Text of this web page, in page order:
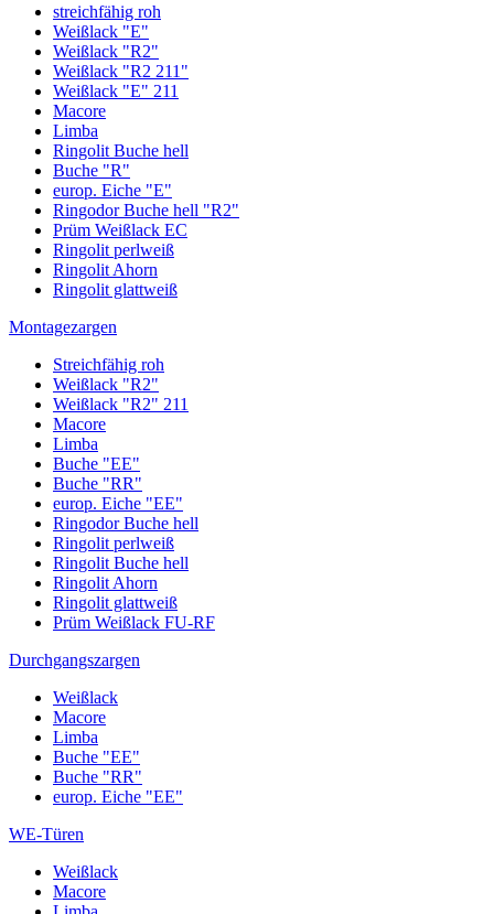
streichfähig roh
Weißlack "E"
Weißlack "R2"
Weißlack "R2 211"
Weißlack "E" 211
Macore
Limba
Ringolit Buche hell
Buche "R"
europ. Eiche "E"
Ringodor Buche hell "R2"
Prüm Weißlack EC
Ringolit perlweiß
Ringolit Ahorn
Ringolit glattweiß
Montagezargen
Streichfähig roh
Weißlack "R2"
Weißlack "R2" 211
Macore
Limba
Buche "EE"
Buche "RR"
europ. Eiche "EE"
Ringodor Buche hell
Ringolit perlweiß
Ringolit Buche hell
Ringolit Ahorn
Ringolit glattweiß
Prüm Weißlack FU-RF
Durchgangszargen
Weißlack
Macore
Limba
Buche "EE"
Buche "RR"
europ. Eiche "EE"
WE-Türen
Weißlack
Macore